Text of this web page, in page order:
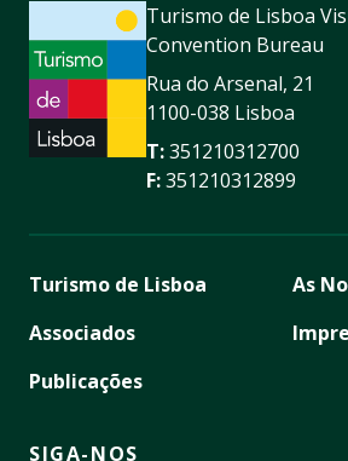
Turismo de Lisboa
Convention Bureau
Rua do Arsenal, 21
1100-038 Lisboa
T:351210312700
F:351210312899
Turismo de Lisboa
Associados
Publicações
As
SIGA-NOS